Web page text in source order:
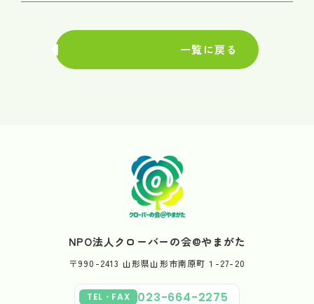
一覧に戻る
NPO法人クローバーの会@やまがた
〒990-2413 山形県山形市南原町１-27-20
TEL・FAX 023-664-2275